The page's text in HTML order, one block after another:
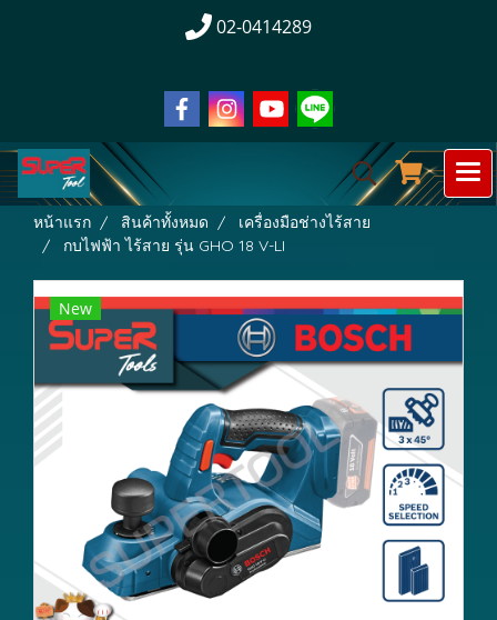
02-0414289
หน้าแรก สินค้าทั้งหมด
เครื่องมือช่างไร้สาย
กบไฟฟ้า ไร้สาย รุ่น GHO 18 V-LI
New